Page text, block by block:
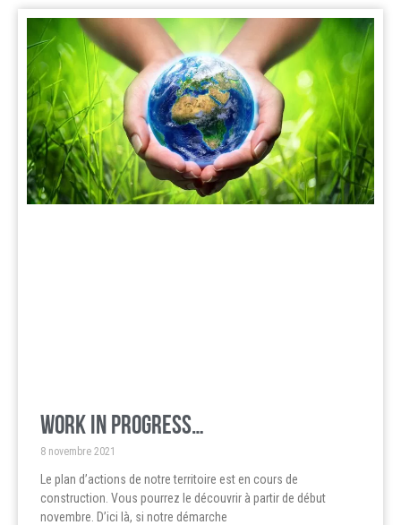
Work in progress…
8 novembre 2021
Le plan d’actions de notre territoire est en cours de
construction. Vous pourrez le découvrir à partir de début
novembre. D’ici là, si notre démarche